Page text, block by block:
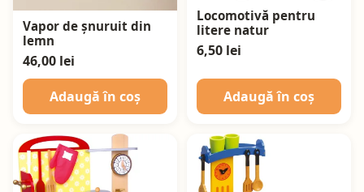
Vapor de șnuruit din
lemn
46,00 lei
Adaugă în coș
Locomotivă pentru
litere natur
6,50 lei
Adaugă în coș